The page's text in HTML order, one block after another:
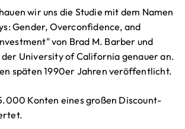
wir uns die Studie mit dem Namen
Gender, Overconfidence, and
von Brad M. Barber und
University of California genauer an.
späten 1990er Jahren veröffentlicht.
Konten eines großen Discount-